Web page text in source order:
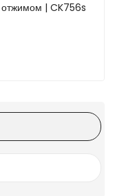
отжимом | CK756s